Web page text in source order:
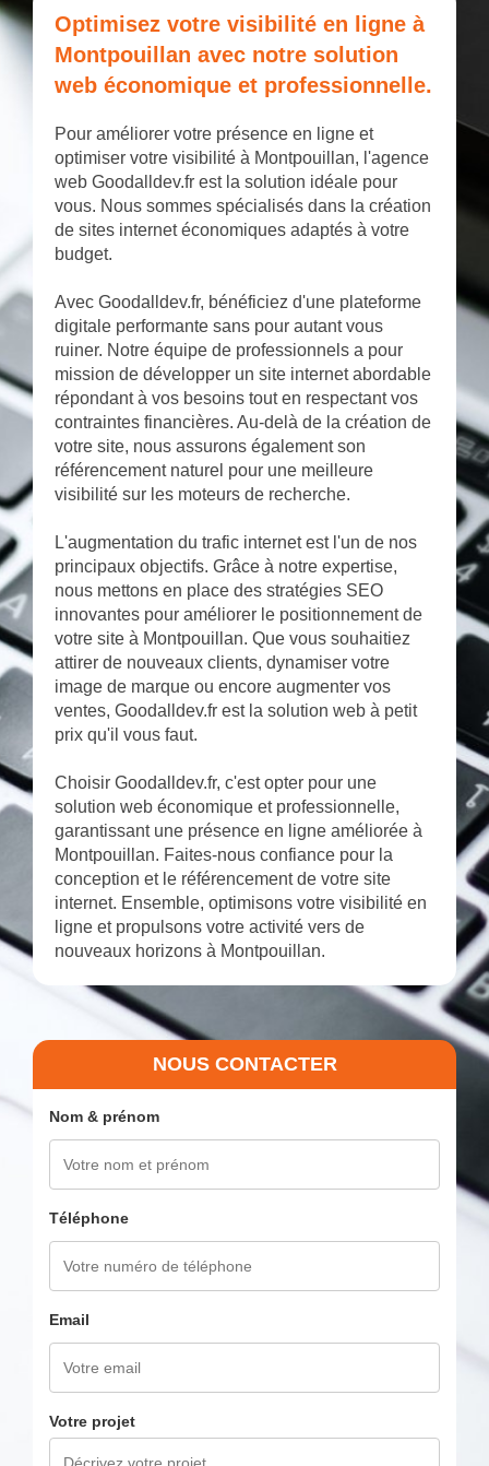
Optimisez votre visibilité en ligne à
Montpouillan avec notre solution
web économique et professionnelle.
Pour améliorer votre présence en ligne et
optimiser votre visibilité à Montpouillan, l'agence
web Goodalldev.fr est la solution idéale pour
vous. Nous sommes spécialisés dans la création
de sites internet économiques adaptés à votre
budget.
Avec Goodalldev.fr, bénéficiez d'une plateforme
digitale performante sans pour autant vous
ruiner. Notre équipe de professionnels a pour
mission de développer un site internet abordable
répondant à vos besoins tout en respectant vos
contraintes financières. Au-delà de la création de
votre site, nous assurons également son
référencement naturel pour une meilleure
visibilité sur les moteurs de recherche.
L'augmentation du trafic internet est l'un de nos
principaux objectifs. Grâce à notre expertise,
nous mettons en place des stratégies SEO
innovantes pour améliorer le positionnement de
votre site à Montpouillan. Que vous souhaitiez
attirer de nouveaux clients, dynamiser votre
image de marque ou encore augmenter vos
ventes, Goodalldev.fr est la solution web à petit
prix qu'il vous faut.
Choisir Goodalldev.fr, c'est opter pour une
solution web économique et professionnelle,
garantissant une présence en ligne améliorée à
Montpouillan. Faites-nous confiance pour la
conception et le référencement de votre site
internet. Ensemble, optimisons votre visibilité en
ligne et propulsons votre activité vers de
nouveaux horizons à Montpouillan.
NOUS CONTACTER
Nom & prénom
Téléphone
Email
Votre projet